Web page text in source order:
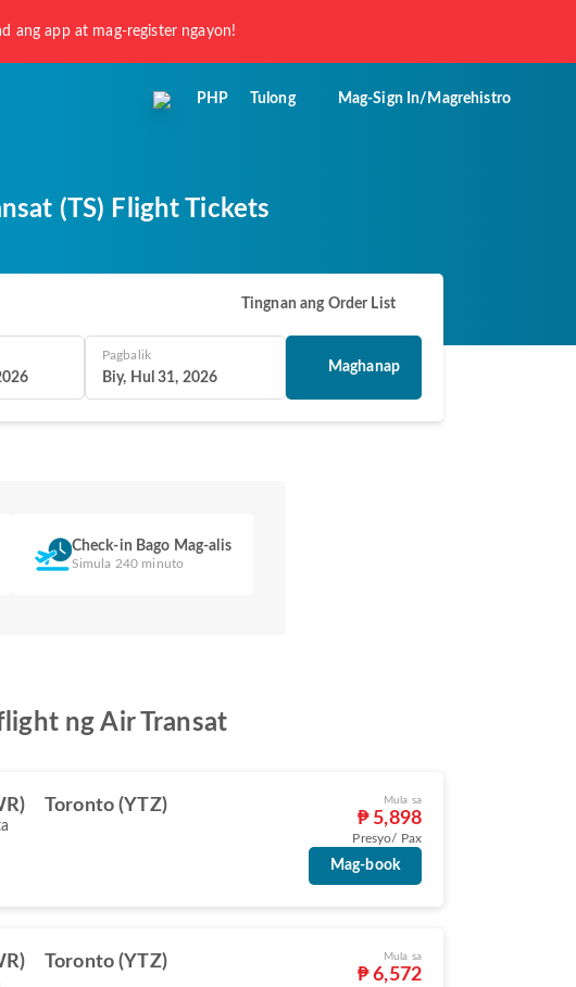
ang app at mag-register ngayon!
PHP Tulong Mag-Sign In/Magrehistro
(TS) Flight Tickets
Tingnan ang Order List
Pagbalik
Biy, Hul 31, 2026
Maghanap
Check-in Bago Mag-alis
Simula 240 minuto
ng Air Transat
Toronto (YTZ) Mula sa
₱ 5,898
Presyo/ Pax
Mag-book
Toronto (YTZ) Mula sa
₱ 6,572